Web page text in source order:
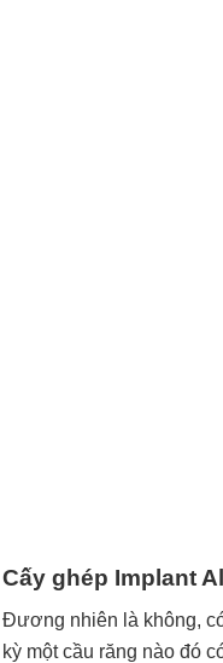
Cấy ghép Implant
Đương nhiên là không,
kỳ một cầu răng nào đó